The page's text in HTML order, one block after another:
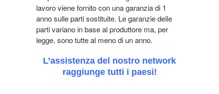
lavoro viene fornito con una garanzia di 1
anno sulle parti sostituite. Le garanzie delle
parti variano in base al produttore ma, per
legge, sono tutte al meno di un anno.
L’assistenza del nostro network
raggiunge tutti i paesi!